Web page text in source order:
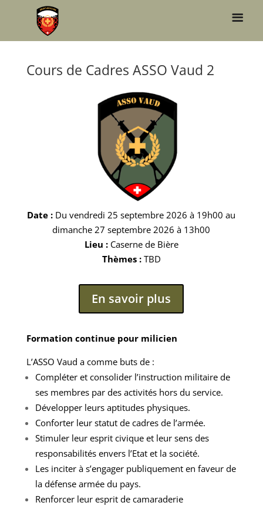
Cours de Cadres ASSO Vaud 2
Date : Du vendredi 25 septembre 2026 à 19h00 au
dimanche 27 septembre 2026 à 13h00
Lieu : Caserne de Bière
Thèmes :TBD
En savoir plus
Formation continue pour milicien
L’ASSO Vaud a comme buts de :
Compléter et consolider l’instruction militaire de
ses membres par des activités hors du service.
Développer leurs aptitudes physiques.
Conforter leur statut de cadres de l’armée.
Stimuler leur esprit civique et leur sens des
responsabilités envers l’Etat et la société.
Les inciter à s’engager publiquement en faveur de
la défense armée du pays.
Renforcer leur esprit de camaraderie